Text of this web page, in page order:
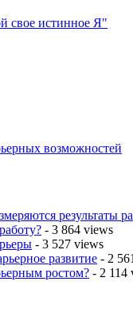
свое истинное Я"
возможностей
результаты
- 3 864 views
- 3 527 views
развитие - 2
ростом? - 2 114